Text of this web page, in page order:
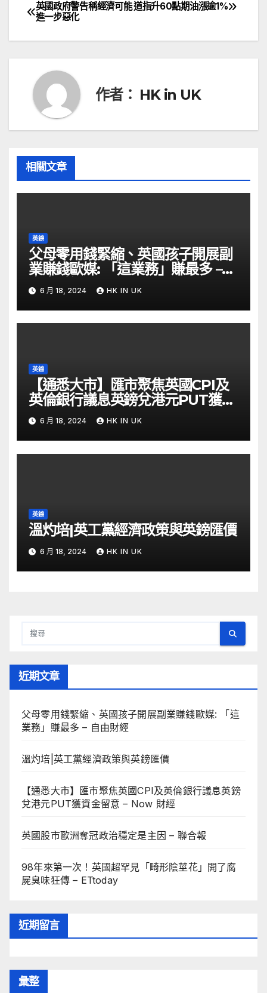
文
章
覽
道指升60點期油漲逾1%
英國政府警告稱經濟可能
進一步惡化
作者： HK in UK
相關文章
英鎊
父母零用錢緊縮、英國孩子開展副
業賺錢歐媒: 「這業務」賺最多 –
自由財經
6 月 18, 2024 HK IN UK
英鎊
【通悉大市】匯市聚焦英國CPI及
英倫銀行議息英鎊兌港元PUT獲資
金留意 – Now 財經
6 月 18, 2024 HK IN UK
英鎊
溫灼培|英工黨經濟政策與英鎊匯價
6 月 18, 2024 HK IN UK
近期文章
父母零用錢緊縮、英國孩子開展副業賺錢歐媒: 「這
業務」賺最多 – 自由財經
溫灼培|英工黨經濟政策與英鎊匯價
【通悉大市】匯市聚焦英國CPI及英倫銀行議息英鎊
兌港元PUT獲資金留意 – Now 財經
英國股市歐洲奪冠政治穩定是主因 – 聯合報
98年來第一次！英國超罕見「畸形陰莖花」開了腐
屍臭味狂傳 – ETtoday
近期留言
彙整